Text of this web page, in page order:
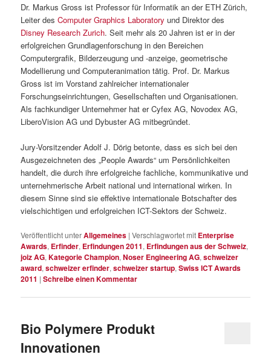
Dr. Markus Gross ist Professor für Informatik an der ETH Zürich,
Leiter desComputer Graphics Laboratory und Direktor des
Disney Research Zurich. Seit mehr als 20 Jahren ist er in der
erfolgreichen Grundlagenforschung in den Bereichen
Computergrafik, Bilderzeugung und -anzeige, geometrische
Modellierung und Computeranimation tätig. Prof. Dr. Markus
Gross ist im Vorstand zahlreicher internationaler
Forschungseinrichtungen, Gesellschaften und Organisationen.
Als fachkundiger Unternehmer hat er Cyfex AG, Novodex AG,
LiberoVision AG und Dybuster AG mitbegründet.
Jury-Vorsitzender Adolf J. Dörig betonte, dass es sich bei den
Ausgezeichneten des „People Awards“ um Persönlichkeiten
handelt, die durch ihre erfolgreiche fachliche, kommunikative und
unternehmerische Arbeit national und international wirken. In
diesem Sinne sind sie effektive internationale Botschafter des
vielschichtigen und erfolgreichen ICT-Sektors der Schweiz.
Veröffentlicht unterAllgemeines |Verschlagwortet mit Enterprise
Awards, Erfinder, Erfindungen 2011, Erfindungen aus der Schweiz,
joiz AG,Kategorie Champion,Noser Engineering AG,schweizer
award,schweizer erfinder,schweizer startup,Swiss ICT Awards
2011 |Schreibe einen Kommentar
Bio Polymere Produkt
Innovationen